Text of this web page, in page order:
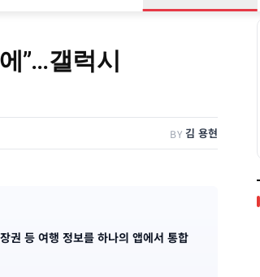
”…갤럭시
BY 김 용현
권 등 여행 정보를 하나의 앱에서 통합